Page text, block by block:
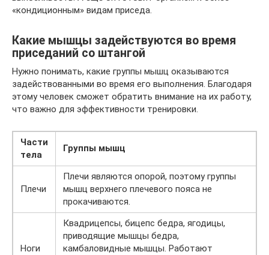
«кондиционным» видам приседа.
Какие мышцы задействуются во время
приседаний со штангой
Нужно понимать, какие группы мышц оказываются
задействованными во время его выполнения. Благодаря
этому человек сможет обратить внимание на их работу,
что важно для эффективности тренировки.
Части
тела
Группы мышц
Плечи
Плечи являются опорой, поэтому группы
мышц верхнего плечевого пояса не
прокачиваются.
Ноги
Квадрицепсы, бицепс бедра, ягодицы,
приводящие мышцы бедра,
камбаловидные мышцы. Работают